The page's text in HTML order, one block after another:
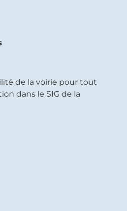
de la voirie pour tout
dans le SIG de la